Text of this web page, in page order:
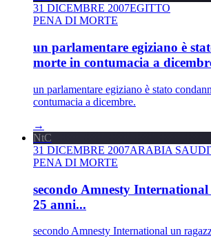
31 DICEMBRE 2007EGITTO
PENA DI MORTE
un parlamentare egiziano è
morte in contumacia a
un parlamentare egiziano è stato
contumacia a dicembre.
→
NtC
31 DICEMBRE 2007ARABIA
PENA DI MORTE
secondo Amnesty
25 anni...
secondo Amnesty International un